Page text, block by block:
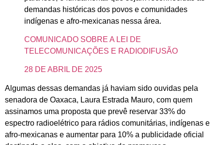
demandas históricas dos povos e comunidades
indígenas e afro-mexicanas nessa área.
COMUNICADO SOBRE A LEI DE
TELECOMUNICAÇÕES E RADIODIFUSÃO
28 DE ABRIL DE 2025
Algumas dessas demandas já haviam sido ouvidas pela
senadora de Oaxaca, Laura Estrada Mauro, com quem
assinamos uma proposta que prevê reservar 33% do
espectro radioelétrico para rádios comunitárias, indígenas e
afro-mexicanas e aumentar para 10% a publicidade oficial